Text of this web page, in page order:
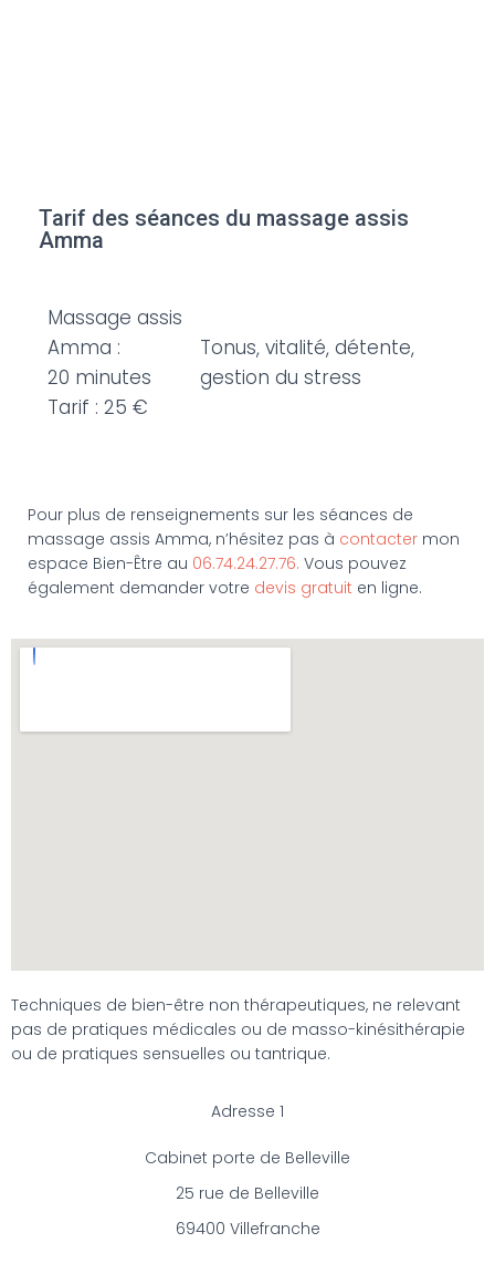
Tarif des séances du massage assis
Amma
Massage assis
Amma :
20 minutes
Tarif : 25 €
Tonus, vitalité, détente,
gestion du stress
Pour plus de renseignements sur les séances de
massage assis Amma, n’hésitez pas à contacter mon
espace Bien-Être au 06.74.24.27.76. Vous pouvez
également demander votre devis gratuit en ligne.
Techniques de bien-être non thérapeutiques, ne relevant
pas de pratiques médicales ou de masso-kinésithérapie
ou de pratiques sensuelles ou tantrique.
Adresse 1
Cabinet porte de Belleville
25 rue de Belleville
69400 Villefranche